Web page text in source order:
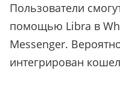
Пользователи
помощью Libra в
Messenger.
интегрирован